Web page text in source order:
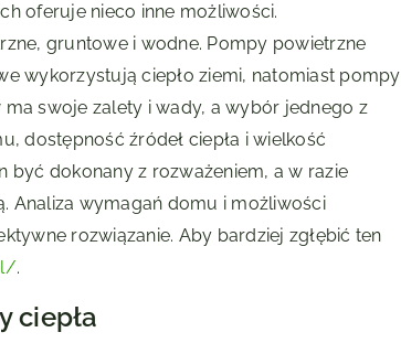
oferuje nieco inne możliwości.
gruntowe i wodne. Pompy powietrzne
wykorzystują ciepło ziemi, natomiast pompy
swoje zalety i wady, a wybór jednego z
dostępność źródeł ciepła i wielkość
być dokonany z rozważeniem, a w razie
Analiza wymagań domu i możliwości
rozwiązanie. Aby bardziej zgłębić ten
.
ciepła